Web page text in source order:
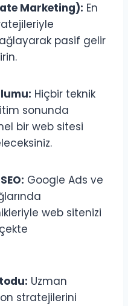
Marketing): En
pasif gelir
Hiçbir teknik
sonunda
bir web sitesi
Google Ads ve
web sitenizi
Uzman
stratejilerini